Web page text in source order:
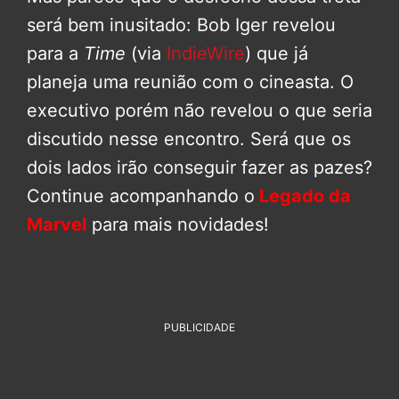
será bem inusitado: Bob Iger revelou
para a Time (via IndieWire) que já
planeja uma reunião com o cineasta. O
executivo porém não revelou o que seria
discutido nesse encontro. Será que os
dois lados irão conseguir fazer as pazes?
Continue acompanhando o Legado da
Marvel para mais novidades!
PUBLICIDADE